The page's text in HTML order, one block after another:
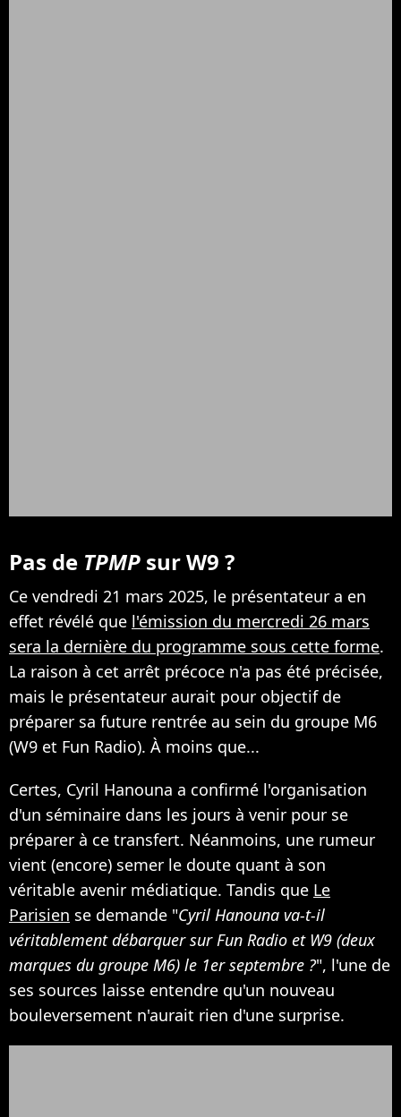
Pas de TPMP sur W9 ?
Ce vendredi 21 mars 2025, le présentateur a en
effet révélé que l'émission du mercredi 26 mars
sera la dernière du programme sous cette forme.
La raison à cet arrêt précoce n'a pas été précisée,
mais le présentateur aurait pour objectif de
préparer sa future rentrée au sein du groupe M6
(W9 et Fun Radio). À moins que...
Certes, Cyril Hanouna a confirmé l'organisation
d'un séminaire dans les jours à venir pour se
préparer à ce transfert. Néanmoins, une rumeur
vient (encore) semer le doute quant à son
véritable avenir médiatique. Tandis que Le
Parisien se demande "Cyril Hanouna va-t-il
véritablement débarquer sur Fun Radio et W9 (deux
marques du groupe M6) le 1er septembre ?", l'une de
ses sources laisse entendre qu'un nouveau
bouleversement n'aurait rien d'une surprise.